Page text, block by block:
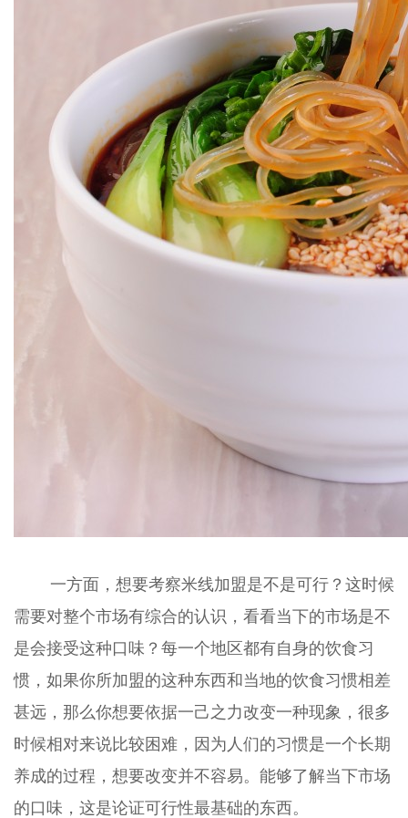
一方面，想要考察米线加盟是不是可行？这时候
需要对整个市场有综合的认识，看看当下的市场是不
是会接受这种口味？每一个地区都有自身的饮食习
惯，如果你所加盟的这种东西和当地的饮食习惯相差
甚远，那么你想要依据一己之力改变一种现象，很多
时候相对来说比较困难，因为人们的习惯是一个长期
养成的过程，想要改变并不容易。能够了解当下市场
的口味，这是论证可行性最基础的东西。